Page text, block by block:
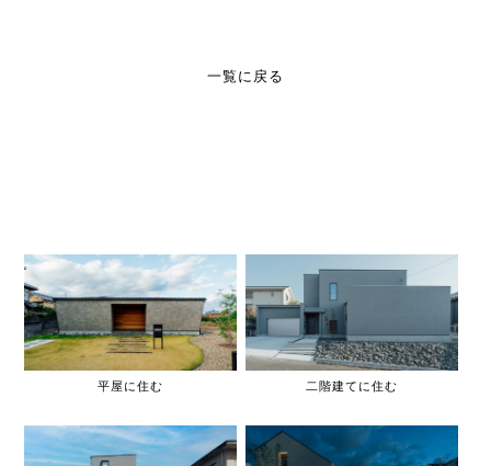
一覧に戻る
平屋に住む 二階建てに住む